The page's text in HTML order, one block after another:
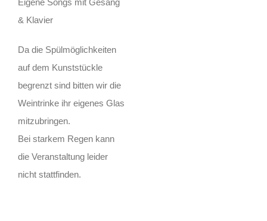
Eigene Songs mit Gesang
& Klavier
Da die Spülmöglichkeiten
auf dem Kunststückle
begrenzt sind bitten wir die
Weintrinke ihr eigenes Glas
mitzubringen.
Bei starkem Regen kann
die Veranstaltung leider
nicht stattfinden.